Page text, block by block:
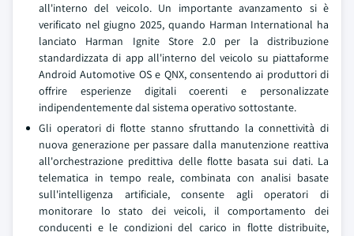
all'interno del veicolo. Un importante avanzamento si è
verificato nel giugno 2025, quando Harman International ha
lanciato Harman Ignite Store 2.0 per la distribuzione
standardizzata di app all'interno del veicolo su piattaforme
Android Automotive OS e QNX, consentendo ai produttori di
offrire esperienze digitali coerenti e personalizzate
indipendentemente dal sistema operativo sottostante.
Gli operatori di flotte stanno sfruttando la connettività di
nuova generazione per passare dalla manutenzione reattiva
all'orchestrazione predittiva delle flotte basata sui dati. La
telematica in tempo reale, combinata con analisi basate
sull'intelligenza artificiale, consente agli operatori di
monitorare lo stato dei veicoli, il comportamento dei
conducenti e le condizioni del carico in flotte distribuite,